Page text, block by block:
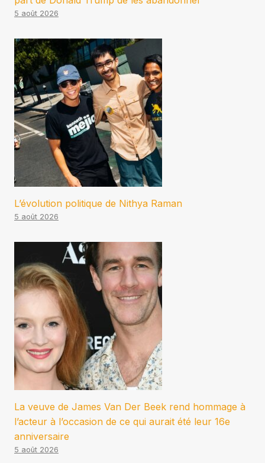
5 août 2026
L’évolution politique de Nithya Raman
5 août 2026
La veuve de James Van Der Beek rend hommage à
l’acteur à l’occasion de ce qui aurait été leur 16e
anniversaire
5 août 2026